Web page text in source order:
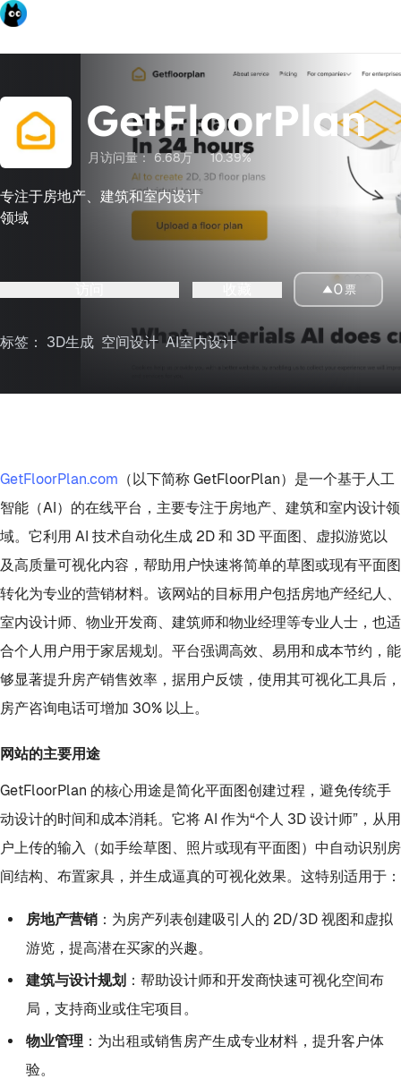
GetFloorPlan
月访问量：6.68万 10.39%
专注于房地产、建筑和室内设计
领域
0 票
标签： 3D生成 空间设计 AI室内设计
GetFloorPlan.com （以下简称 GetFloorPlan）是一个基于人工
智能（AI）的在线平台，主要专注于房地产、建筑和室内设计领
域。它利用 AI 技术自动化生成 2D 和 3D 平面图、虚拟游览以
及高质量可视化内容，帮助用户快速将简单的草图或现有平面图
转化为专业的营销材料。该网站的目标用户包括房地产经纪人、
室内设计师、物业开发商、建筑师和物业经理等专业人士，也适
合个人用户用于家居规划。平台强调高效、易用和成本节约，能
够显著提升房产销售效率，据用户反馈，使用其可视化工具后，
房产咨询电话可增加 30% 以上。
网站的主要用途
GetFloorPlan 的核心用途是简化平面图创建过程，避免传统手
动设计的时间和成本消耗。它将 AI 作为“个人 3D 设计师”，从用
户上传的输入（如手绘草图、照片或现有平面图）中自动识别房
间结构、布置家具，并生成逼真的可视化效果。这特别适用于：
房地产营销：为房产列表创建吸引人的 2D/3D 视图和虚拟
游览，提高潜在买家的兴趣。
建筑与设计规划 ：帮助设计师和开发商快速可视化空间布
局，支持商业或住宅项目。
物业管理 ：为出租或销售房产生成专业材料，提升客户体
验。